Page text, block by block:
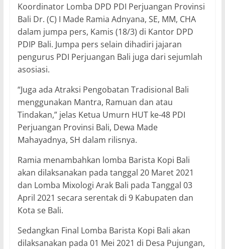
Koordinator Lomba DPD PDI Perjuangan Provinsi
Bali Dr. (C) I Made Ramia Adnyana, SE, MM, CHA
dalam jumpa pers, Kamis (18/3) di Kantor DPD
PDIP Bali. Jumpa pers selain dihadiri jajaran
pengurus PDI Perjuangan Bali juga dari sejumlah
asosiasi.
“Juga ada Atraksi Pengobatan Tradisional Bali
menggunakan Mantra, Ramuan dan atau
Tindakan,” jelas Ketua Umurn HUT ke-48 PDI
Perjuangan Provinsi Bali, Dewa Made
Mahayadnya, SH dalam rilisnya.
Ramia menambahkan lomba Barista Kopi Bali
akan dilaksanakan pada tanggal 20 Maret 2021
dan Lomba Mixologi Arak Bali pada Tanggal 03
April 2021 secara serentak di 9 Kabupaten dan
Kota se Bali.
Sedangkan Final Lomba Barista Kopi Bali akan
dilaksanakan pada 01 Mei 2021 di Desa Pujungan,